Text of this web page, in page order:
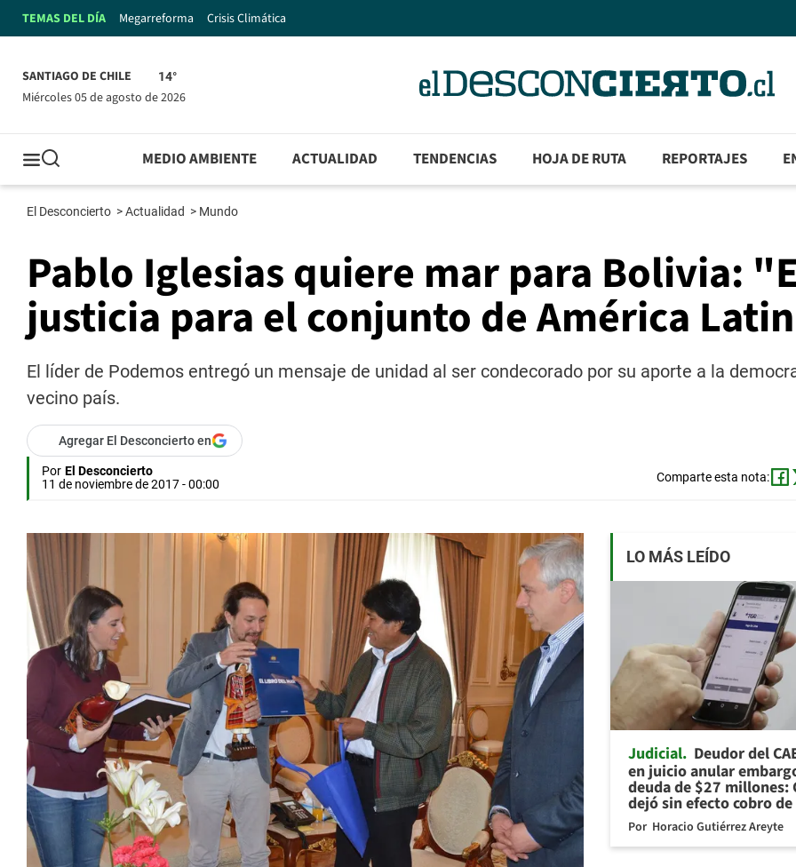
TEMAS DEL DÍA Megarreforma Crisis Climática
SANTIAGO DE CHILE 14°
miércoles 05 de agosto de 2026
MEDIO AMBIENTE ACTUALIDAD TENDENCIAS HOJA DE RUTA REPORTAJES
El Desconcierto >Actualidad > Mundo
Pablo Iglesias quiere mar para Bolivia:
justicia para el conjunto de América
El líder de Podemos entregó un mensaje de unidad al ser condecorado por su aporte a la
vecino país.
Agregar El Desconcierto en
Por El Desconcierto
11 de noviembre de 2017 - 00:00
Comparte esta nota:
LO MÁS LEÍDO
Judicial Deudor del
en juicio anular
deuda de $27 millones:
dejó sin efecto cobro de
Por Horacio Gutiérrez Areyte